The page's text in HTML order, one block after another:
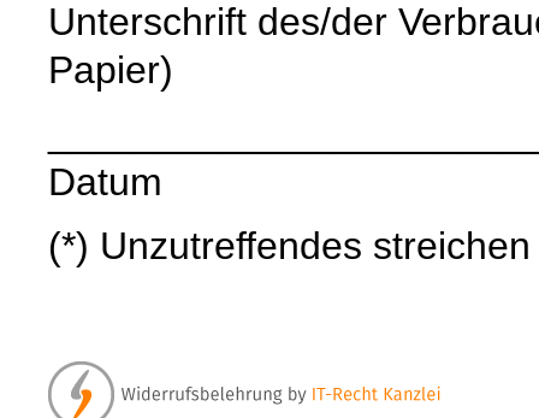
Unterschrift des/der
Papier)
Datum
(*) Unzutreffendes streichen